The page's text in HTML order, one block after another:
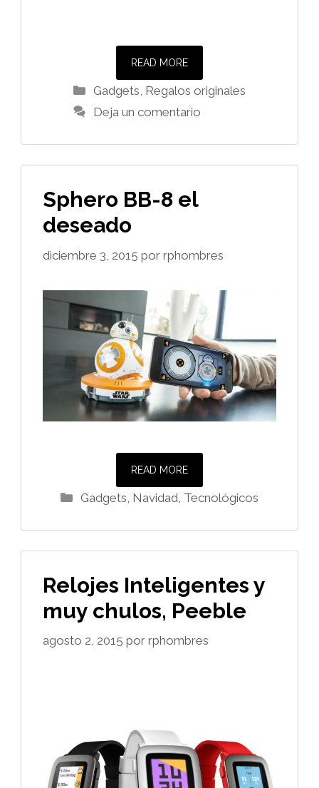
READ MORE
Categorías
Gadgets, Regalos originales
Deja un comentario
Sphero BB-8 el
deseado
diciembre 3, 2015 por rphombres
READ MORE
Categorías
Gadgets Navidad Tecnológicos
Relojes Inteligentes y
muy chulos, Peeble
agosto 2, 2015 por rphombres